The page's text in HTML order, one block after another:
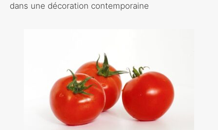
dans une décoration contemporaine